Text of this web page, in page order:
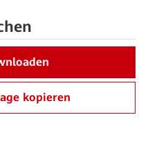
kopieren